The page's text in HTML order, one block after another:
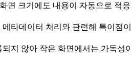
면 크기에도 내용이 자동으로 적
타데이터 처리와 관련해 특이점
지 않아 작은 화면에서는 가독성